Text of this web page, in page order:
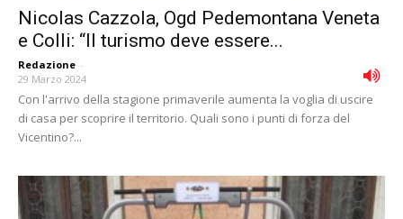
Nicolas Cazzola, Ogd Pedemontana Veneta
e Colli: “Il turismo deve essere...
Redazione -
29 Marzo 2024
Con l'arrivo della stagione primaverile aumenta la voglia di uscire
di casa per scoprire il territorio. Quali sono i punti di forza del
Vicentino?...